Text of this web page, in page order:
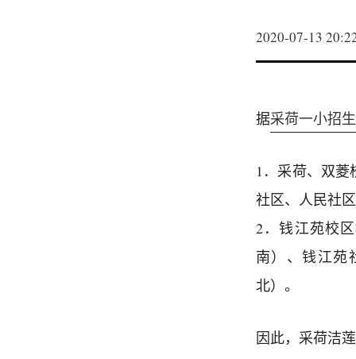
2020-07-13
据采荷一小招
1．采荷、双
社区、人民社
2．钱江苑校
南）、钱江苑
北）。
因此，采荷洁